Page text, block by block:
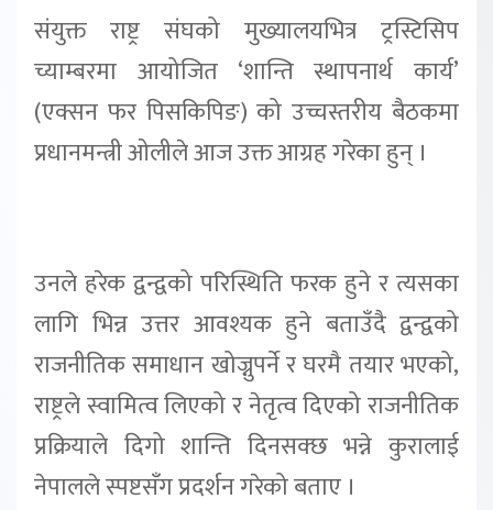
संयुक्त राष्ट्र संघको मुख्यालयभित्र ट्रस्टिसिप
च्याम्बरमा आयोजित ‘शान्ति स्थापनार्थ कार्य’
(एक्सन फर पिसकिपिङ) को उच्चस्तरीय बैठकमा
प्रधानमन्त्री ओलीले आज उक्त आग्रह गरेका हुन् ।
उनले हरेक द्वन्द्वको परिस्थिति फरक हुने र त्यसका
लागि भिन्न उत्तर आवश्यक हुने बताउँदै द्वन्द्वको
राजनीतिक समाधान खोज्नुपर्ने र घरमै तयार भएको,
राष्ट्रले स्वामित्व लिएको र नेतृत्व दिएको राजनीतिक
प्रक्रियाले दिगो शान्ति दिनसक्छ भन्ने कुरालाई
नेपालले स्पष्टसँग प्रदर्शन गरेको बताए ।